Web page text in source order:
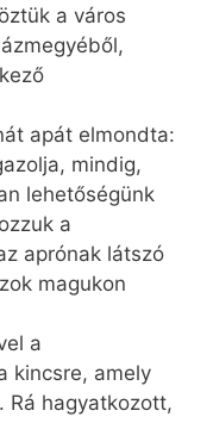
a város
apát elmondta:
mindig,
lehetőségünk
a
aprónak látszó
magukon
a
kincsre, amely
Rá hagyatkozott,